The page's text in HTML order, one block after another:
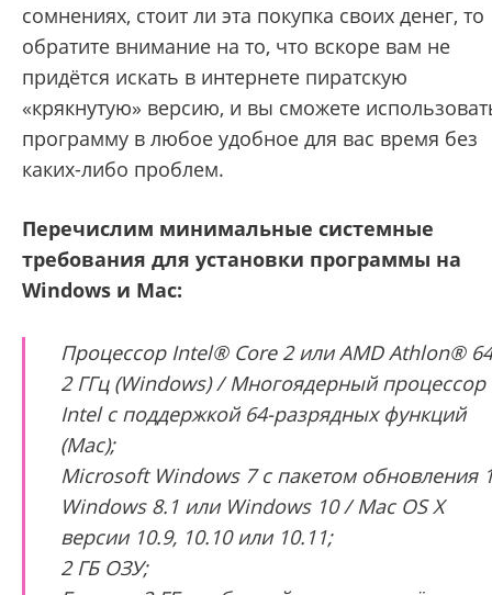
сомнениях, стоит ли эта покупка своих денег, то
обратите внимание на то, что вскоре вам не
придётся искать в интернете пиратскую
«крякнутую» версию, и вы сможете
программу в любое удобное для вас время без
каких-либо проблем.
Перечислим минимальные системные
требования для установки программы на
Windows и Mac:
Процессор Intel® Core 2 или AMD Athlon®
2 ГГц (Windows) / Многоядерный процессор
Intel с поддержкой 64-разрядных функций
(Mac);
Microsoft Windows 7 с пакетом обновления
Windows 8.1 или Windows 10 / Mac OS X
версии 10.9, 10.10 или 10.11;
2 ГБ ОЗУ;